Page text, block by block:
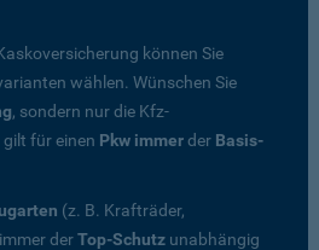
können Sie
wählen. Wünschen Sie
, sondern nur die Kfz-
für einen Pkw immerder Basis-
(z. B. Krafträder,
derTop-Schutz unabhängig